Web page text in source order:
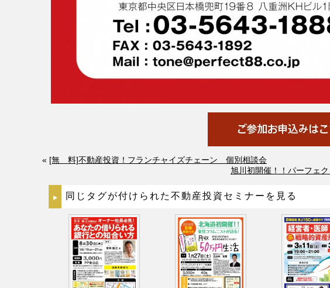
« [無 料]不動産投資！フランチャイズチェーン 個別相談会
旭川初開催！！パーフェ
同じタグが付けられた不動産投資セミナーを見る